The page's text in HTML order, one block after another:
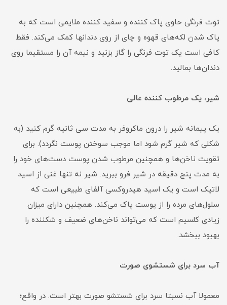
توت فرنگی حاوی پاک کننده و سفید کننده ملایمی است که به
پاک شدن لکه‌های قهوه و چای از روی دندانها کمک می‌کند. فقط
کافی است یک توت فرنگی را گاز بزنید و نیمه آن را مستقیما روی
دندان‌ها بمالید.
شیر، یک مرطوب کننده عالی
یک پیمانه شیر را درون ماکروفر به مدت سی ثانیه گرم کنید (به
شکلی که شیر گرم شود اما موجب سوختن پوست نگردد). برای
تقویت ناخن‌ها و همچنین مرطوب شدن پوست دست‌های خود را
به مدت پنج دقیقه در شیر فرو ببرید. شیر نه تنها غنی از اسید
لاتیک است و یک اسید هیدروکسی آلفای طبیعی است که
سلول‌های مرده را از پوست پاک می‌کند. همچنین دارای میزان
زیادی کلسیم است که می‌تواند ناخن‌های ضعیف و شکننده را
بهبود ببخشد.
آب سرد برای شستشوی صورت
معمولا آب نسبتا سرد برای شستشو صورت بهتر است. در واقع؛